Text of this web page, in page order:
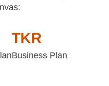
TKR
Business Plan